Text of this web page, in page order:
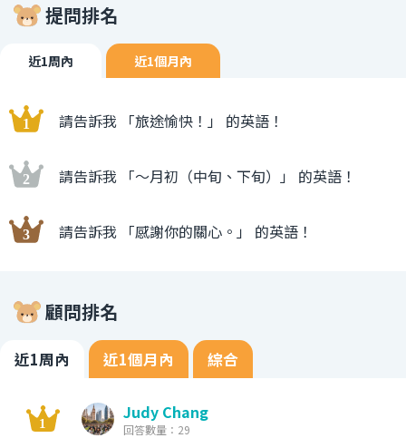
提問排名
近1周內 近1個月內
請告訴我 「旅途愉快！」 的英語！
請告訴我 「〜月初（中旬、下旬）」 的英語！
請告訴我 「感謝你的關心。」 的英語！
顧問排名
近1周內 近1個月內 綜合
Judy Chang
回答數量：29